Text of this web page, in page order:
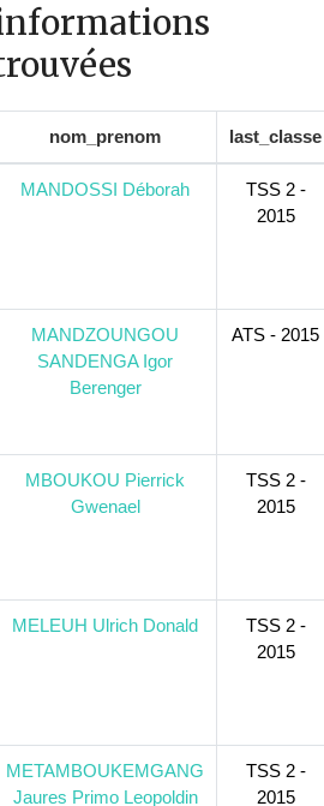
nom_prenom last_classe
MANDOSSI Déborah
TSS 2 -
2015
MANDZOUNGOU
SANDENGA Igor
Berenger
ATS - 2015
MBOUKOU Pierrick
Gwenael
TSS 2 -
2015
MELEUH Ulrich Donald
TSS 2 -
2015
METAMBOUKEMGANG
Jaures Primo Leopoldin
TSS 2 -
2015